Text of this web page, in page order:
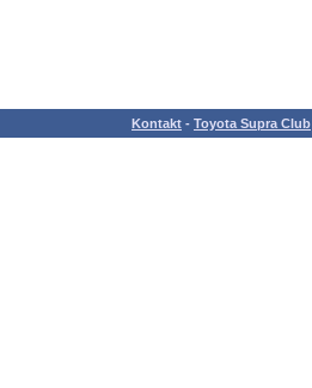
Kontakt - Toyota Supra Club